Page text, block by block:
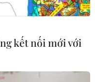
kết nối mới với